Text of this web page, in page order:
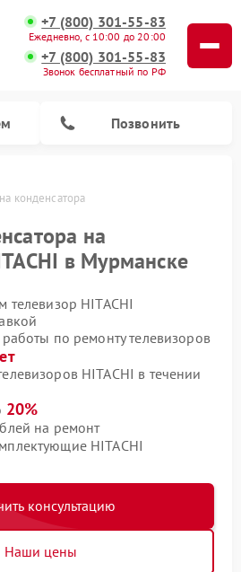
+7 (800) 301-55-83
Ежедневно, с 10:00 до 20:00
+7 (800) 301-55-83
Звонок бесплатный по РФ
Позвонить
конденсатора
на
в Мурманске
телевизор HITACHI
по ремонту телевизоров
HITACHI в течении
20%
на ремонт
HITACHI
консультацию
Наши цены